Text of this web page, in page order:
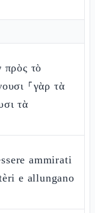
πρὸς τὸ
⸀γὰρ τὰ
τὰ
ammirati
e allungano